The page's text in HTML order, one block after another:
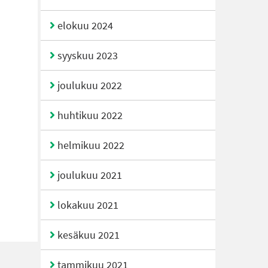
elokuu 2024
syyskuu 2023
joulukuu 2022
huhtikuu 2022
helmikuu 2022
joulukuu 2021
lokakuu 2021
kesäkuu 2021
tammikuu 2021